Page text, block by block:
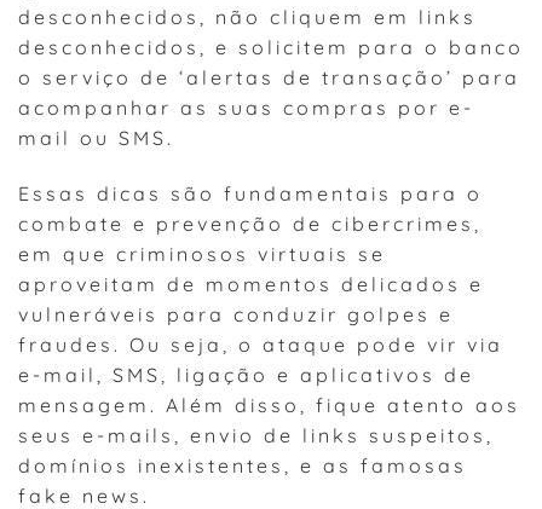
desconhecidos, não cliquem em links
desconhecidos, e solicitem para o banco
o serviço de ‘alertas de transação’ para
acompanhar as suas compras por e-
mail ou SMS.
Essas dicas são fundamentais para o
combate e prevenção de cibercrimes,
em que criminosos virtuais se
aproveitam de momentos delicados e
vulneráveis para conduzir golpes e
fraudes. Ou seja, o ataque pode vir via
e-mail, SMS, ligação e aplicativos de
mensagem. Além disso, fique atento aos
seus e-mails, envio de links suspeitos,
domínios inexistentes, e as famosas
fake news.